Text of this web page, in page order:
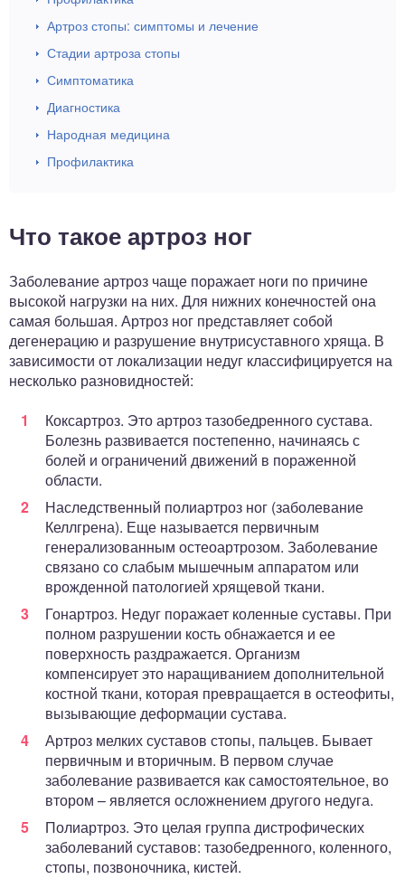
Артроз стопы: симптомы и лечение
Стадии артроза стопы
Симптоматика
Диагностика
Народная медицина
Профилактика
Что такое артроз ног
Заболевание артроз чаще поражает ноги по причине
высокой нагрузки на них. Для нижних конечностей она
самая большая. Артроз ног представляет собой
дегенерацию и разрушение внутрисуставного хряща. В
зависимости от локализации недуг классифицируется на
несколько разновидностей:
Коксартроз. Это артроз тазобедренного сустава.
Болезнь развивается постепенно, начинаясь с
болей и ограничений движений в пораженной
области.
Наследственный полиартроз ног (заболевание
Келлгрена). Еще называется первичным
генерализованным остеоартрозом. Заболевание
связано со слабым мышечным аппаратом или
врожденной патологией хрящевой ткани.
Гонартроз. Недуг поражает коленные суставы. При
полном разрушении кость обнажается и ее
поверхность раздражается. Организм
компенсирует это наращиванием дополнительной
костной ткани, которая превращается в остеофиты,
вызывающие деформации сустава.
Артроз мелких суставов стопы, пальцев. Бывает
первичным и вторичным. В первом случае
заболевание развивается как самостоятельное, во
втором – является осложнением другого недуга.
Полиартроз. Это целая группа дистрофических
заболеваний суставов: тазобедренного, коленного,
стопы, позвоночника, кистей.